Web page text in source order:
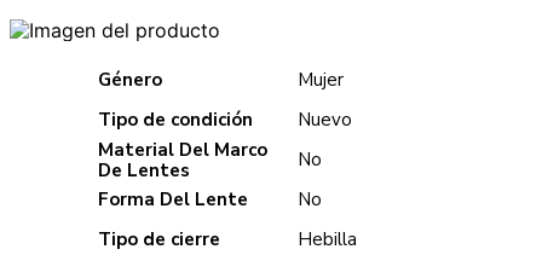
Género
Mujer
Tipo de condición
Nuevo
Material Del Marco
De Lentes
No
Forma Del Lente
No
Tipo de cierre
Hebilla